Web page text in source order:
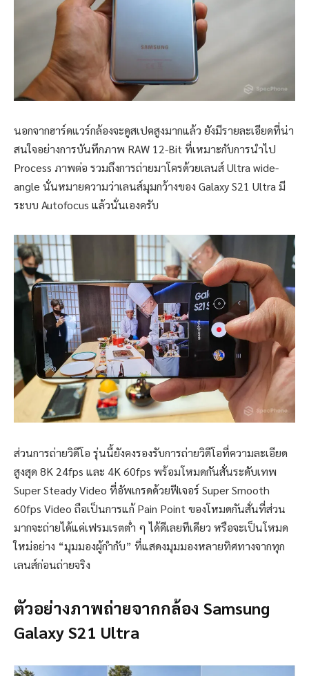
นอกจากฮาร์ดแวร์กล้องจะดูสเปคสูงมากแล้ว ยังมีรายละเอียดที่น่า
สนใจอย่างการบันทึกภาพ RAW 12-Bit ที่เหมาะกับการนำไป
Process ภาพต่อ รวมถึงการถ่ายมาโครด้วยเลนส์ Ultra wide-
angle นั่นหมายความว่าเลนส์มุมกว้างของ Galaxy S21 Ultra มี
ระบบ Autofocus แล้วนั่นเองครับ
ส่วนการถ่ายวิดีโอ รุ่นนี้ยังคงรองรับการถ่ายวิดีโอที่ความละเอียด
สูงสุด 8K 24fps และ 4K 60fps พร้อมโหมดกันสั่นระดับเทพ
Super Steady Video ที่อัพเกรดด้วยฟีเจอร์ Super Smooth
60fps Video ถือเป็นการแก้ Pain Point ของโหมดกันสั่นที่ส่วน
มากจะถ่ายได้แค่เฟรมเรตต่ำ ๆ ได้ดีเลยทีเดียว หรือจะเป็นโหมด
ใหม่อย่าง “มุมมองผู้กำกับ” ที่แสดงมุมมองหลายทิศทางจากทุก
เลนส์ก่อนถ่ายจริง
ตัวอย่างภาพถ่ายจากกล้อง Samsung
Galaxy S21 Ultra